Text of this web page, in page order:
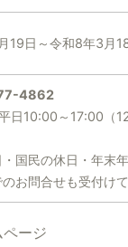
19日～令和8年3月
4862
日10:00～17:00（
国民の休日・年末
お問合せも受付け
ージ